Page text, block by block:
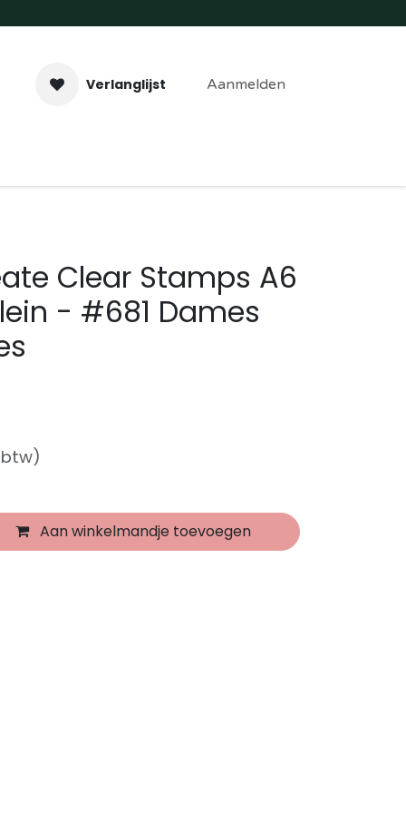
Verlanglijst Aanmelden
Clear Stamps A6
- #681 Dames
Aan winkelmandje toevoegen